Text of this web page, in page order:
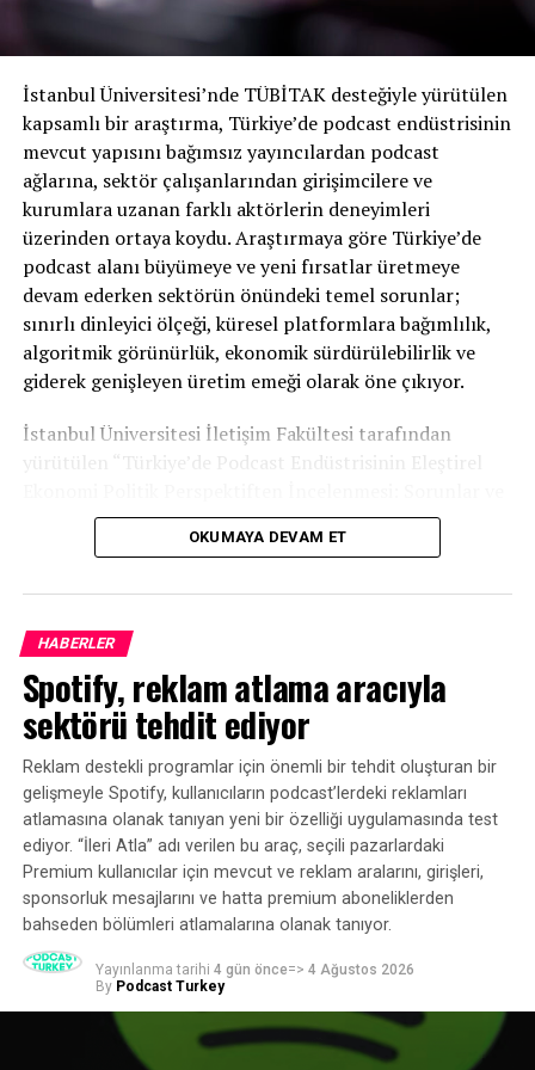
Facebook bir yılda pes etti
bir oynatıcı olan Facebook’un podcast oynatıcısı,
yalnızca ABD’deki kullanıcılara açılmış ve Haziran
2021’de hizmete sunulmuştu. Spotify’ın herkese açık
içerikleri denetleme sorunları Facebook’u zamanla
kaygılandırdı.
Buzzsprout, Facebook geçen ay tüm podcast
indirmelerinin sadece yüzde 0,3’ünü sağlamıştı. Şubat
ayında yüzde 0,5’e ulaşarak 17. en büyük podcast
uygulaması olmuştu.
Buzzsprout’a göre Apple Podcasts indirmelerde artış
Podcast’inizi büyütmek için Instagram nasıl kullanılır?
İstanbul Üniversitesi’nde TÜBİTAK desteğiyle yürütülen
kapsamlı bir araştırma, Türkiye’de podcast endüstrisinin
mevcut yapısını bağımsız yayıncılardan podcast
ağlarına, sektör çalışanlarından girişimcilere ve
kurumlara uzanan farklı aktörlerin deneyimleri
üzerinden ortaya koydu. Araştırmaya göre Türkiye’de
podcast alanı büyümeye ve yeni fırsatlar üretmeye
devam ederken sektörün önündeki temel sorunlar;
sınırlı dinleyici ölçeği, küresel platformlara bağımlılık,
algoritmik görünürlük, ekonomik sürdürülebilirlik ve
giderek genişleyen üretim emeği olarak öne çıkıyor.
İstanbul Üniversitesi İletişim Fakültesi tarafından
yürütülen “Türkiye’de Podcast Endüstrisinin Eleştirel
Fırsatlar” başlıklı araştırma, Türkiye podcast
ekosisteminin mevcut durumuna ilişkin kapsamlı bir
OKUMAYA DEVAM ET
HABERLER
Spotify, reklam atlama aracıyla
sektörü tehdit ediyor
Reklam destekli programlar için önemli bir tehdit oluşturan bir
gelişmeyle Spotify, kullanıcıların podcast’lerdeki reklamları
atlamasına olanak tanıyan yeni bir özelliği uygulamasında test
ediyor. “İleri Atla” adı verilen bu araç, seçili pazarlardaki
Premium kullanıcılar için mevcut ve reklam aralarını, girişleri,
sponsorluk mesajlarını ve hatta premium aboneliklerden
bahseden bölümleri atlamalarına olanak tanıyor.
Yayınlanma tarihi 4 gün önce=> 4 Ağustos 2026
By Podcast Turkey